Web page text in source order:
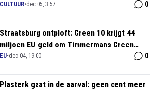
omdat ze Israël haten
CULTUUR•dec 05, 3:57 0
Straatsburg ontploft: Green 10 krijgt 44
miljoen EU-geld om Timmermans Green
Deal erdoor te rammen
EU•dec 04, 19:00 0
Plasterk gaat in de aanval: geen cent meer